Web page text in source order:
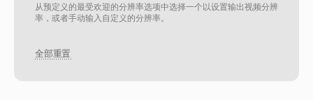
从预定义的最受欢迎的分辨率选项中选择一个以设置输出视频分辨
率，或者手动输入自定义的分辨率。
全部重置